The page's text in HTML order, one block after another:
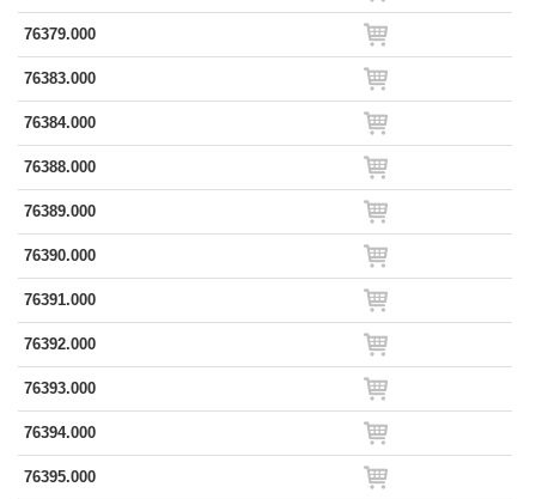
76379.000
76383.000
76384.000
76388.000
76389.000
76390.000
76391.000
76392.000
76393.000
76394.000
76395.000